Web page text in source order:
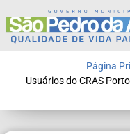
Página
Usuários do CRAS